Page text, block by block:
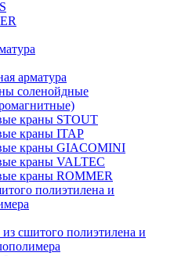
арматура
соленойдные
краны STOUT
краны ITAP
краны GIACOMINI
краны VALTEC
краны ROMMER
полиэтилена и
сшитого полиэтилена и